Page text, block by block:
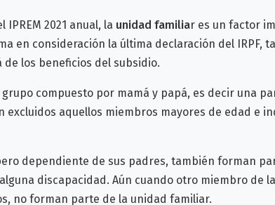
2021 anual, la unidad familiar es un factor
en consideración la última declaración del
los beneficios del subsidio.
compuesto por mamá y papá, es decir una
excluidos aquellos miembros mayores de edad e
dependiente de sus padres, también forman
discapacidad. Aún cuando otro miembro de
no forman parte de la unidad familiar.